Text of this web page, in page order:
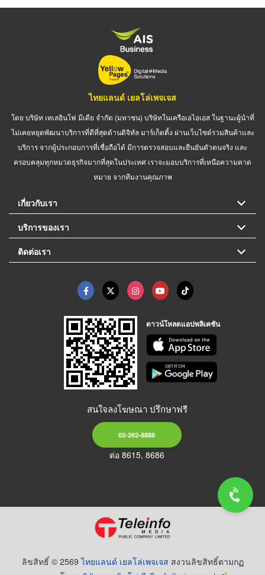
ไทยแลนด์ เยลโล่เพจเจส
โดย บริษัท เทเลอินโฟ มีเดีย จำกัด (มหาชน) บริษัทในเครือเอไอเอส ในฐานะผู้นำที่
ไม่เคยหยุดพัฒนาบริการที่ดีที่สุดด้านดิจิทัล มาร์เก็ตติ้ง ผ่านเว็บไซต์รวมสินค้าและ
บริการ จากผู้ประกอบการที่เชื่อถือได้ มีการตรวจสอบและยืนยันตัวตนจริง และ
ครอบคลุมทุกหมวดธุรกิจมากที่สุดในประเทศ เราจะมอบบริการที่เหนือความคาด
หมาย จากทีมงานคุณภาพ
เกี่ยวกับเรา
บริการของเรา
ติดต่อเรา
ดาวน์โหลดแอปพลิเคชัน
สนใจลงโฆษณา ปรึกษาฟรี
02-262-8888
ต่อ 8615, 8686
ลิขสิทธิ์ © 2569ไทยแลนด์ เยลโล่เพจเจส สงวนลิขสิทธิ์ตามกฏ